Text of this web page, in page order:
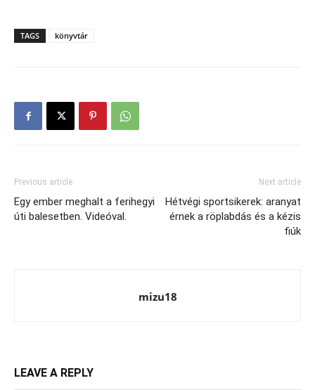
TAGS könyvtár
Previous article
Egy ember meghalt a ferihegyi
úti balesetben. Videóval.
Next article
Hétvégi sportsikerek: aranyat
érnek a röplabdás és a kézis
fiúk
mizu18
LEAVE A REPLY